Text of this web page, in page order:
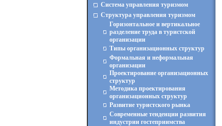
Система управления туризмом
Структура управления туризмом
Горизонтальное и вертикальное
разделение труда в туристской
организации
Типы организационных структур
Формальная и неформальная
организации
Проектирование организационных
структур
Методика проектирования
организационных структур
Развитие туристского рынка
Современные тенденции развития
индустрии гостеприимства